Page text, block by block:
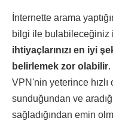
İnternette arama
bilgi ile bulabileceğiniz
ihtiyaçlarınızı en iyi
belirlemek zor olabilir.
VPN'nin yeterince
sunduğundan ve
sağladığından emin